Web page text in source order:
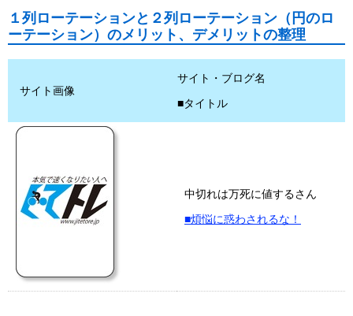
１列ローテーションと２列ローテーション（円のロ
ーテーション）のメリット、デメリットの整理
サイト画像
サイト・ブログ名
■タイトル
中切れは万死に値するさん
■煩悩に惑わされるな！